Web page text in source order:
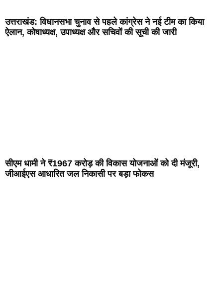
उत्तराखंड: विधानसभा चुनाव से पहले कांग्रेस ने नई टीम का किया
ऐलान, कोषाध्यक्ष, उपाध्यक्ष और सचिवों की सूची की जारी
सीएम धामी ने ₹1967 करोड़ की विकास योजनाओं को दी मंजूरी,
जीआईएस आधारित जल निकासी पर बड़ा फोकस